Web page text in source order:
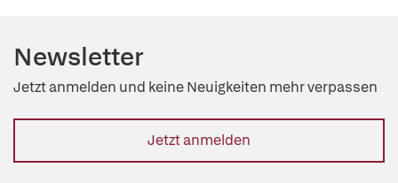
Newsletter
Jetzt anmelden und keine Neuigkeiten mehr verpassen
Jetzt anmelden